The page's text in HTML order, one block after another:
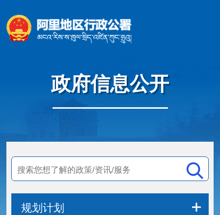
政府信息公开
规划计划